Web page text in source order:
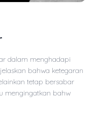
dalam menghadapi
bahwa ketegaran
tetap bersabar
mengingatkan bahw